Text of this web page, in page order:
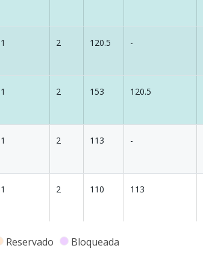
1 2 120.5 -
1 2 153 120.5
1 2 113 -
1 2 110 113
1 2 110
Reservado Bloqueada